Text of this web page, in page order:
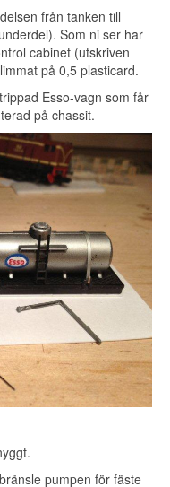
från tanken till
Som ni ser har
cabinet (utskriven
på 0,5 plasticard.
Esso-vagn som får
på chassit.
pumpen för fäste